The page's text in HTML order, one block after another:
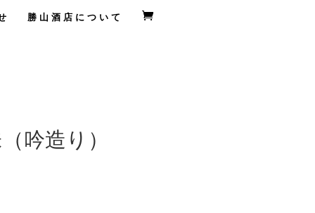
勝山酒店について
吟造り）